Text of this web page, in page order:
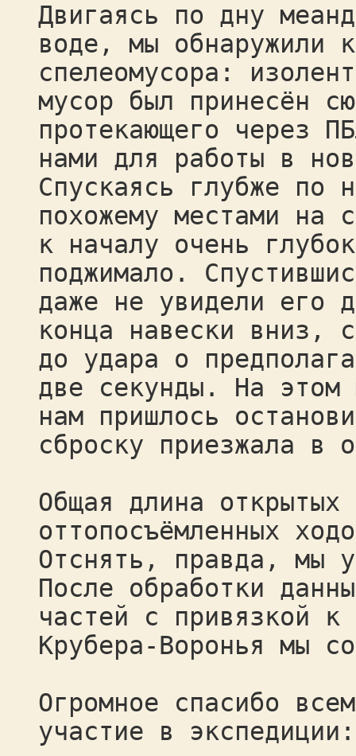
Двигаясь по дну
воде, мы обнаружили
спелеомусора:
мусор был принесён
протекающего через
нами для работы в
Спускаясь глубже по
похожему местами на
к началу очень
поджимало.
даже не увидели его
конца навески вниз,
до удара о
две секунды. На
нам пришлось
сброску приезжала в
Общая длина
оттопосъёмленных
Отснять, правда, мы
После обработки
частей с привязкой к
Крубера-Воронья мы
Огромное спасибо
участие в экспедиции: